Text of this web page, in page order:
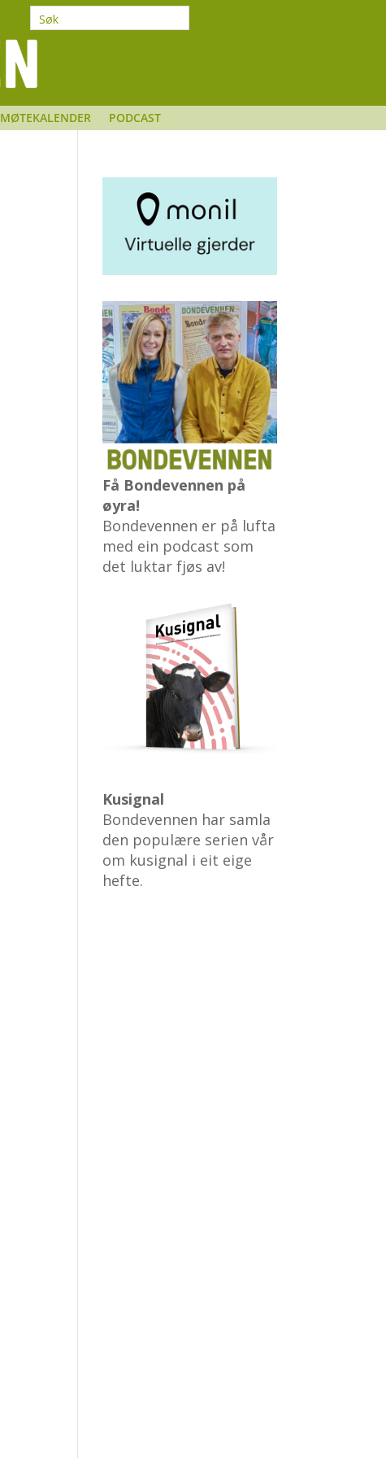
MØTEKALENDER PODCAST
Få Bondevennen på
øyra!
Bondevennen er på lufta
med ein podcast som
det luktar fjøs av!
Kusignal
Bondevennen har samla
den populære serien vår
om kusignal i eit eige
hefte.